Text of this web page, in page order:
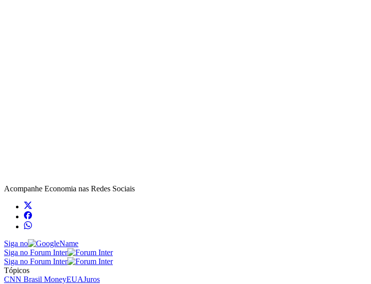
Acompanhe Economia nas Redes Sociais
Siga no
Siga no Forum Inter
Siga no Forum Inter
Tópicos
CNN Brasil MoneyEUAJuros